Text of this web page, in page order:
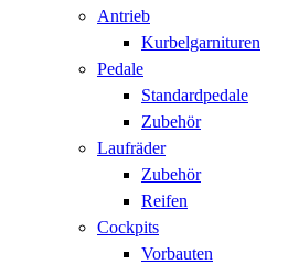
Antrieb
Kurbelgarnituren
Pedale
Standardpedale
Zubehör
Laufräder
Zubehör
Reifen
Cockpits
Vorbauten